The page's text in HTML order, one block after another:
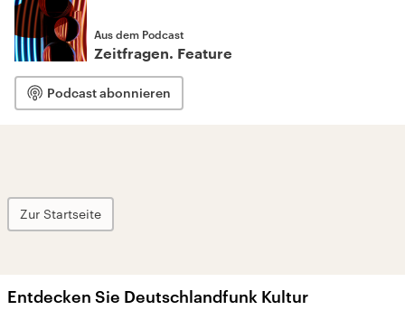
Aus dem Podcast
Zeitfragen. Feature
Podcast abonnieren
Zur Startseite
Entdecken Sie Deutschlandfunk Kultur